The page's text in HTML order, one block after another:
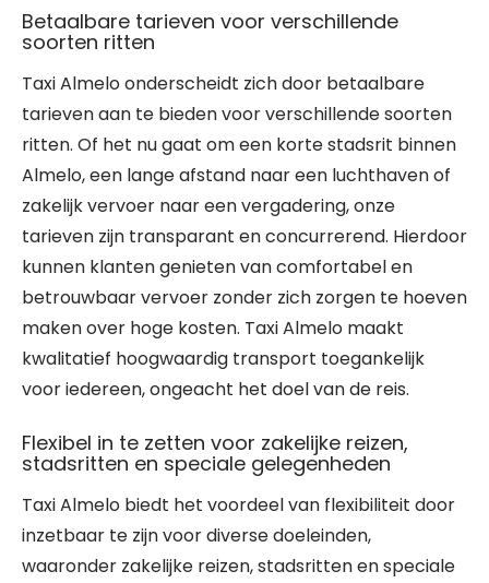
Betaalbare tarieven voor verschillende
soorten ritten
Taxi Almelo onderscheidt zich door betaalbare
tarieven aan te bieden voor verschillende soorten
ritten. Of het nu gaat om een korte stadsrit binnen
Almelo, een lange afstand naar een luchthaven of
zakelijk vervoer naar een vergadering, onze
tarieven zijn transparant en concurrerend. Hierdoor
kunnen klanten genieten van comfortabel en
betrouwbaar vervoer zonder zich zorgen te hoeven
maken over hoge kosten. Taxi Almelo maakt
kwalitatief hoogwaardig transport toegankelijk
voor iedereen, ongeacht het doel van de reis.
Flexibel in te zetten voor zakelijke reizen,
stadsritten en speciale gelegenheden
Taxi Almelo biedt het voordeel van flexibiliteit door
inzetbaar te zijn voor diverse doeleinden,
waaronder zakelijke reizen, stadsritten en speciale